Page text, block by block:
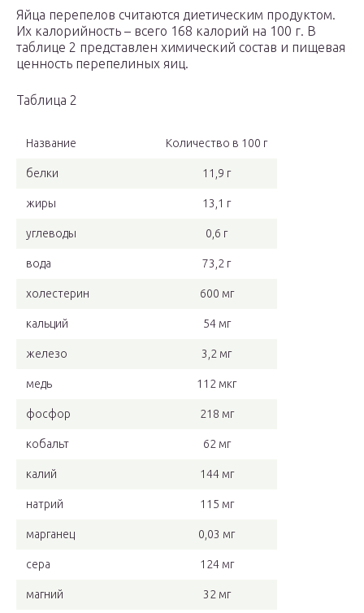
Яйца перепелов считаются диетическим продуктом.
Их калорийность – всего 168 калорий на 100 г. В
таблице 2 представлен химический состав и пищевая
ценность перепелиных яиц.
Таблица 2
Название Количество в 100 г
белки 11,9 г
жиры 13,1 г
углеводы 0,6 г
вода 73,2 г
холестерин 600 мг
кальций 54 мг
железо 3,2 мг
медь 112 мкг
фосфор 218 мг
кобальт 62 мг
калий 144 мг
натрий 115 мг
марганец 0,03 мг
сера 124 мг
магний 32 мг